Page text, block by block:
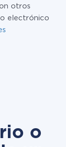
otros
electrónico
o